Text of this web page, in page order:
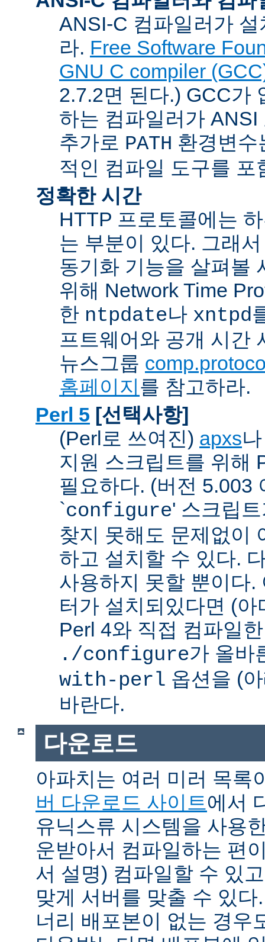
ANSI-C 컴파일러가
라. Free Software
GNU C compiler
2.7.2면 된다.) GCC가
하는 컴파일러가
추가로 PATH 환경변
적인 컴파일 도구를 포
정확한 시간
HTTP 프로토콜에는
는 부분이 있다. 그래
동기화 기능을 살펴볼
위해 Network Time
한 ntpdate나 xntpd
프트웨어와 공개 시간
뉴스그룹
홈페이지를 참고하라.
Perl 5 [선택사항]
(Perl로 쓰여진) apxs
지원 스크립트를 위해
필요하다. (버전 5.003
`configure' 스크립
찾지 못해도 문제없이
하고 설치할 수 있다.
사용하지 못할 뿐이다.
터가 설치되있다면 (
Perl 4와 직접 컴파일
./configure가 올바
with-perl 옵션을 (
바란다.
다운로드
아파치는 여러 미러 목록
버 다운로드 사이트에서
유닉스류 시스템을 사용
운받아서 컴파일하는 편
서 설명) 컴파일할 수 있
맞게 서버를 맞출 수 있
너리 배포본이 없는 경우